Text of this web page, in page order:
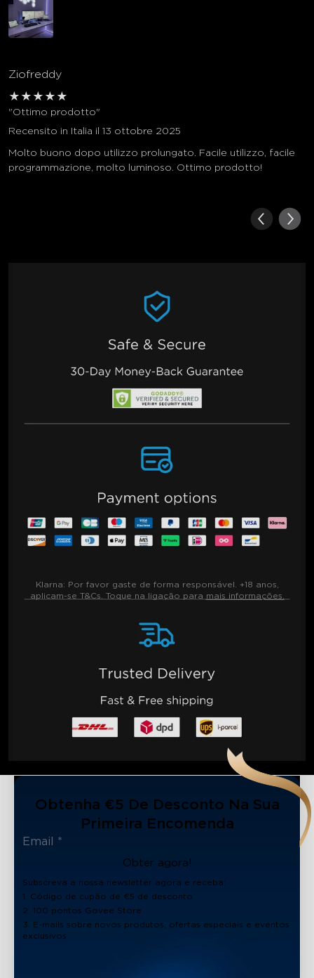
Ziofreddy
★ ★ ★ ★ ★
"Ottimo prodotto"
Recensito in Italia il 13 ottobre 2025
Molto buono dopo utilizzo prolungato. Facile utilizzo, facile
programmazione, molto luminoso. Ottimo prodotto!
Klarna: Por favor gaste de forma responsável. +18 anos,
aplicam-se T&Cs. Toque na ligação para mais informações.
Obtenha €5 De Desconto Na Sua
Primeira Encomenda
Obter agora!
Subscreva a nossa newsletter agora e receba:
1. Código de cupão de €5 de desconto
2. 100 pontos Govee Store
3. E-mails sobre novos produtos, ofertas especiais e eventos
exclusivos